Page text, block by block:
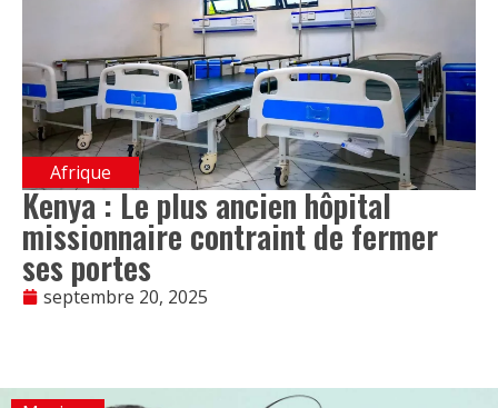
Afrique
Kenya : Le plus ancien hôpital
missionnaire contraint de fermer
ses portes
septembre 20, 2025